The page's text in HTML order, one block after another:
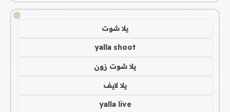
!
يلا شوت
yalla shoot
يلا شوت زون
يلا لايف
yalla live